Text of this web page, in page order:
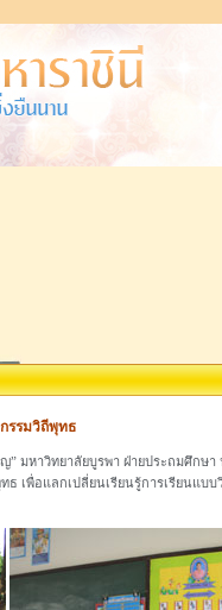
รรมวิถีพุทธ
มหาวิทยาลัยบูรพา ฝ่ายประถมศึกษ
ธ เพื่อแลกเปลี่ยนเรียนรู้การเรียนแ